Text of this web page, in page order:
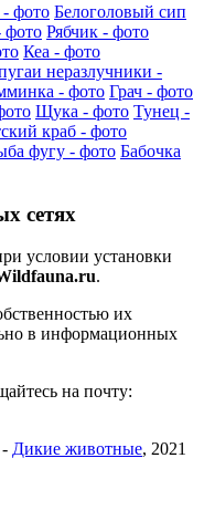
фото Белоголовый сип
фото Рябчик - фото
Кеа - фото
неразлучники -
- фото Грач - фото
Щука - фото Тунец -
краб - фото
фугу - фото Бабочка
сетях
условии установки
.
их
в информационных
на почту:
- Дикие животные, 2021